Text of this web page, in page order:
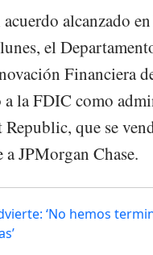
alcanzado
el
Financiera
la FDIC como
que se
JPMorgan Chase.
‘No hemos